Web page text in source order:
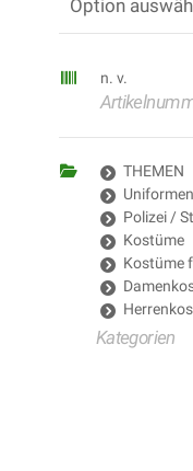
n. v.
THEMEN
Polizei /
Kostüme
Kostüme
Kategorien